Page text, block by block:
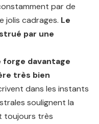
par de
jolis cadrages. Le
par une
forge davantage
très bien
dans les instants
soulignent la
toujours très